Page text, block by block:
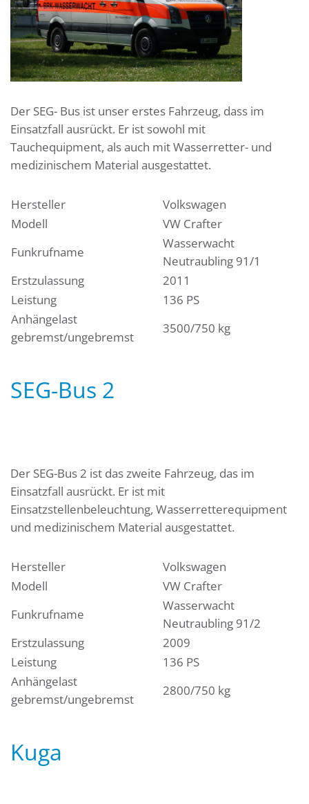
Der SEG- Bus ist unser erstes Fahrzeug, dass im
Einsatzfall ausrückt. Er ist sowohl mit
Tauchequipment, als auch mit Wasserretter- und
medizinischem Material ausgestattet.
Hersteller
Volkswagen
Modell
VW Crafter
Funkrufname
Wasserwacht
Neutraubling 91/1
Erstzulassung
2011
Leistung
136 PS
Anhängelast
gebremst/ungebremst
3500/750 kg
SEG-Bus 2
Der SEG-Bus 2 ist das zweite Fahrzeug, das im
Einsatzfall ausrückt. Er ist mit
Einsatzstellenbeleuchtung, Wasserretterequipment
und medizinischem Material ausgestattet.
Hersteller
Volkswagen
Modell
VW Crafter
Funkrufname
Wasserwacht
Neutraubling 91/2
Erstzulassung
2009
Leistung
136 PS
Anhängelast
gebremst/ungebremst
2800/750 kg
Kuga